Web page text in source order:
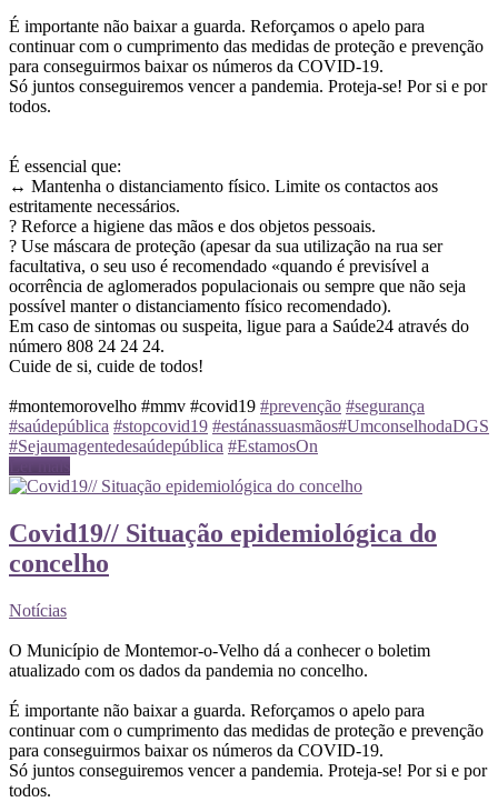
É importante não baixar a guarda. Reforçamos o apelo para
continuar com o cumprimento das medidas de proteção e prevenção
para conseguirmos baixar os números da COVID-19.
Só juntos conseguiremos vencer a pandemia. Proteja-se! Por si e por
todos.
É essencial que:
↔️ Mantenha o distanciamento físico. Limite os contactos aos
estritamente necessários.
? Reforce a higiene das mãos e dos objetos pessoais.
? Use máscara de proteção (apesar da sua utilização na rua ser
facultativa, o seu uso é recomendado «quando é previsível a
ocorrência de aglomerados populacionais ou sempre que não seja
possível manter o distanciamento físico recomendado).
Em caso de sintomas ou suspeita, ligue para a Saúde24 através do
número 808 24 24 24.
Cuide de si, cuide de todos!
#montemorovelho #mmv #covid19 #prevenção #segurança
#saúdepública #stopcovid19 #estánassuasmãos#UmconselhodaDGS
#Sejaumagentedesaúdepública #EstamosOn
Ler mais
Covid19// Situação epidemiológica do
concelho
Notícias
O Município de Montemor-o-Velho dá a conhecer o boletim
atualizado com os dados da pandemia no concelho.
É importante não baixar a guarda. Reforçamos o apelo para
continuar com o cumprimento das medidas de proteção e prevenção
para conseguirmos baixar os números da COVID-19.
Só juntos conseguiremos vencer a pandemia. Proteja-se! Por si e por
todos.